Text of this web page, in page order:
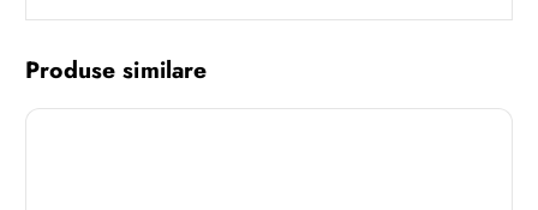
Produse similare